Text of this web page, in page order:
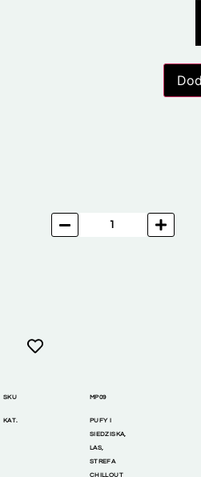
SKU MP09
KAT.
PUFY I
SIEDZISKA
LAS,
STREFA
CHILLOUT